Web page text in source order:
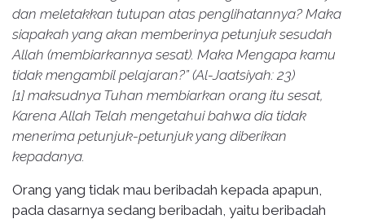
dan meletakkan tutupan atas penglihatannya? Maka
siapakah yang akan memberinya petunjuk sesudah
Allah (membiarkannya sesat). Maka Mengapa kamu
tidak mengambil pelajaran?” (Al-Jaatsiyah: 23)
[1] maksudnya Tuhan membiarkan orang itu sesat,
Karena Allah Telah mengetahui bahwa dia tidak
menerima petunjuk-petunjuk yang diberikan
kepadanya.
Orang yang tidak mau beribadah kepada apapun,
pada dasarnya sedang beribadah, yaitu beribadah